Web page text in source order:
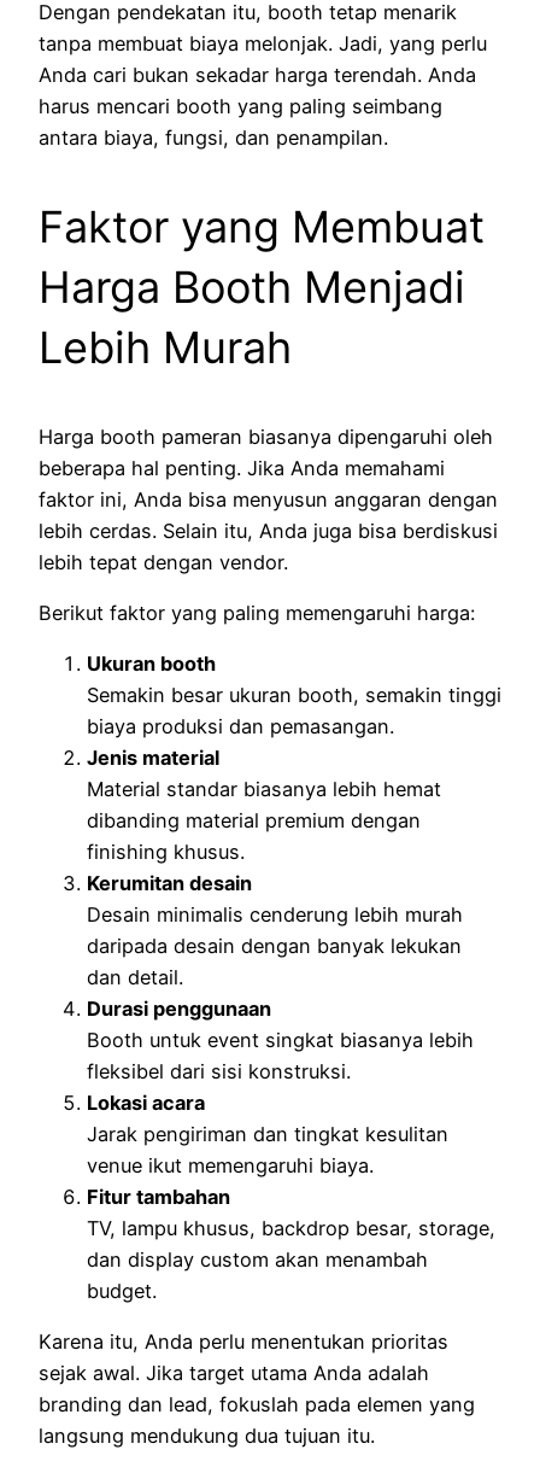
Dengan pendekatan itu, booth tetap menarik
tanpa membuat biaya melonjak. Jadi, yang perlu
Anda cari bukan sekadar harga terendah. Anda
harus mencari booth yang paling seimbang
antara biaya, fungsi, dan penampilan.
Faktor yang Membuat
Harga Booth Menjadi
Lebih Murah
Harga booth pameran biasanya dipengaruhi oleh
beberapa hal penting. Jika Anda memahami
faktor ini, Anda bisa menyusun anggaran dengan
lebih cerdas. Selain itu, Anda juga bisa berdiskusi
lebih tepat dengan vendor.
Berikut faktor yang paling memengaruhi harga:
Ukuran booth
Semakin besar ukuran booth, semakin tinggi
biaya produksi dan pemasangan.
Jenis material
Material standar biasanya lebih hemat
dibanding material premium dengan
finishing khusus.
Kerumitan desain
Desain minimalis cenderung lebih murah
daripada desain dengan banyak lekukan
dan detail.
Durasi penggunaan
Booth untuk event singkat biasanya lebih
fleksibel dari sisi konstruksi.
Lokasi acara
Jarak pengiriman dan tingkat kesulitan
venue ikut memengaruhi biaya.
Fitur tambahan
TV, lampu khusus, backdrop besar, storage,
dan display custom akan menambah
budget.
Karena itu, Anda perlu menentukan prioritas
sejak awal. Jika target utama Anda adalah
branding dan lead, fokuslah pada elemen yang
langsung mendukung dua tujuan itu.